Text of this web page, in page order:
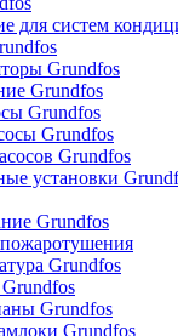
для систем
Grundfos
Grundfos
Grundfos
Grundfos
Grundfos
установки
Grundfos
Grundfos
Grundfos
Grundfos